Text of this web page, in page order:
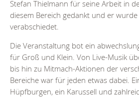
Stefan Thielmann für seine Arbeit in
diesem Bereich gedankt und er
verabschiedet.
Die Veranstaltung bot ein
für Groß und Klein. Von Live-Musik
bis hin zu Mitmach-Aktionen der
Bereiche war für jeden etwas dabei.
Hüpfburgen, ein Karussell und